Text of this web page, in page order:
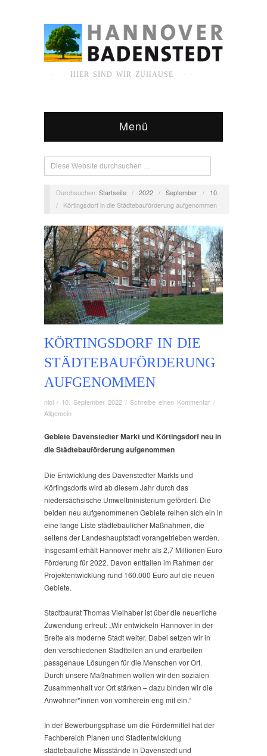
· · · · HIER SIND WIR ZUHAUSE · · · ·
Menü
Durchsuchen: Startseite / 2022 / September /
10.
/
Körtingsdorf in die Städtebauförderung aufgenommen
KÖRTINGSDORF IN DIE
STÄDTEBAUFÖRDERUNG
AUFGENOMMEN
niol / 10. September 2022 / Schreibe einen Kommentar /
Allgemein
Gebiete Davenstedter Markt und Körtingsdorf neu in
die Städtebauförderung aufgenommen
Die Entwicklung des Davenstedter Markts und
Körtingsdorfs wird ab diesem Jahr durch das
niedersächsische Umweltministerium gefördert. Die
beiden neu aufgenommenen Gebiete reihen sich ein in
eine lange Liste städtebaulicher Maßnahmen, die
seitens der Landeshauptstadt vorangetrieben werden.
Insgesamt erhält Hannover mehr als 2,7 Millionen Euro
Förderung für 2022. Davon entfallen im Rahmen der
Projektentwicklung rund 160.000 Euro auf die neuen
Gebiete.
Stadtbaurat Thomas Vielhaber ist über die neuerliche
Zuwendung erfreut: „Wir entwickeln Hannover in der
Breite als moderne Stadt weiter. Dabei setzen wir in
den verschiedenen Stadtteilen an und erarbeiten
passgenaue Lösungen für die Menschen vor Ort.
Durch unsere Maßnahmen wollen wir den sozialen
Zusammenhalt vor Ort stärken – dazu binden wir die
Anwohner*innen von vornherein eng mit ein.“
In der Bewerbungsphase um die Fördermittel hat der
Fachbereich Planen und Stadtentwicklung
städtebauliche Missstände in Davenstedt und